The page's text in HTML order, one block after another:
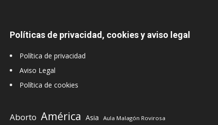
Políticas de privacidad, cookies y aviso legal
Política de privacidad
Aviso Legal
Política de cookies
Aborto América Asia Aula Malagón Rovirosa